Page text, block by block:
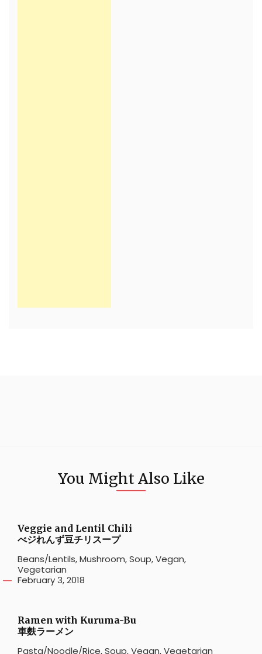
You Might Also Like
Veggie and Lentil Chili
べジれんず豆チリスープ
Beans/Lentils,Mushroom,Soup,Vegan,
Vegetarian
February 3, 2018
Ramen with Kuruma-Bu
車麩ラーメン
Pasta/Noodle/Rice,Soup,Vegan,Vegetarian